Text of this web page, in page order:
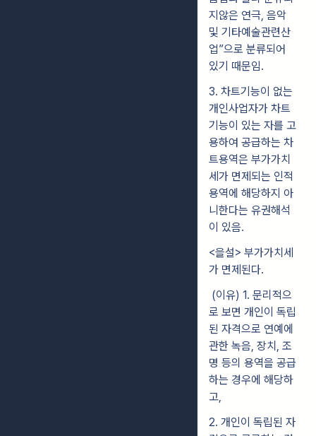
지않은 연극, 음악
및 기타예술관련산
업”으로 분류되어
있기 때문임.
3. 차트기능이 없는
개인사업자가 차트
기능이 있는 자를 고
용하여 공급하는 차
트용역은 부가가치
세가 면제되는 인적
용역에 해당하지 아
니한다는 유권해석
이 있음.
<을설> 부가가치세
가 면제된다.
(이유) 1. 문리적으
로 보면 개인이 독립
된 자격으로 연예에
관한 녹음, 장치, 조
명 등의 용역을 공급
하는 경우에 해당하
고,
2. 개인이 독립된 자